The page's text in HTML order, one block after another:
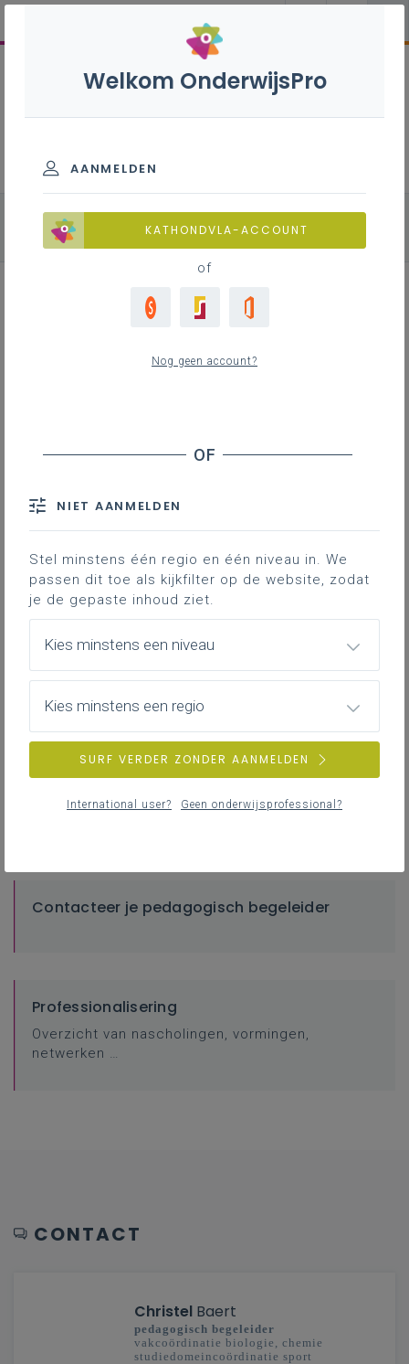
alle onderdelen Fysica
Biologie
Chemie
Basisinformatie
duiding bij leerinhouden …
Achtergrond
Literatuur, onderzoek, regelgeving, interessante
websites …
Contacteer je pedagogisch begeleider
Professionalisering
Overzicht van nascholingen, vormingen,
netwerken …
CONTACT
Christel Baert
pedagogisch begeleider
vakcoördinatie biologie, chemie
studiedomeincoördinatie sport
Welkom OnderwijsPro
AANMELDEN
KATHONDVLA-ACCOUNT
of
Nog geen account?
NIET AANMELDEN
Stel minstens één regio en één niveau in. We
passen dit toe als kijkfilter op de website, zodat
je de gepaste inhoud ziet.
Kies minstens een niveau
Kies minstens een regio
SURF VERDER ZONDER AANMELDEN
International user? Geen onderwijsprofessional?